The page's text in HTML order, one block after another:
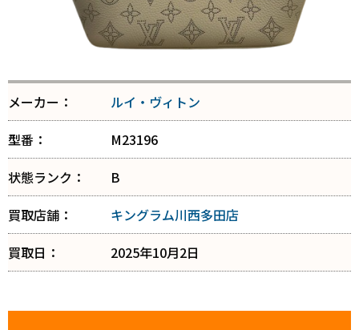
メーカー：
ルイ・ヴィトン
型番：
M23196
状態ランク：
B
買取店舗：
キングラム川西多田店
買取日：
2025年10月2日